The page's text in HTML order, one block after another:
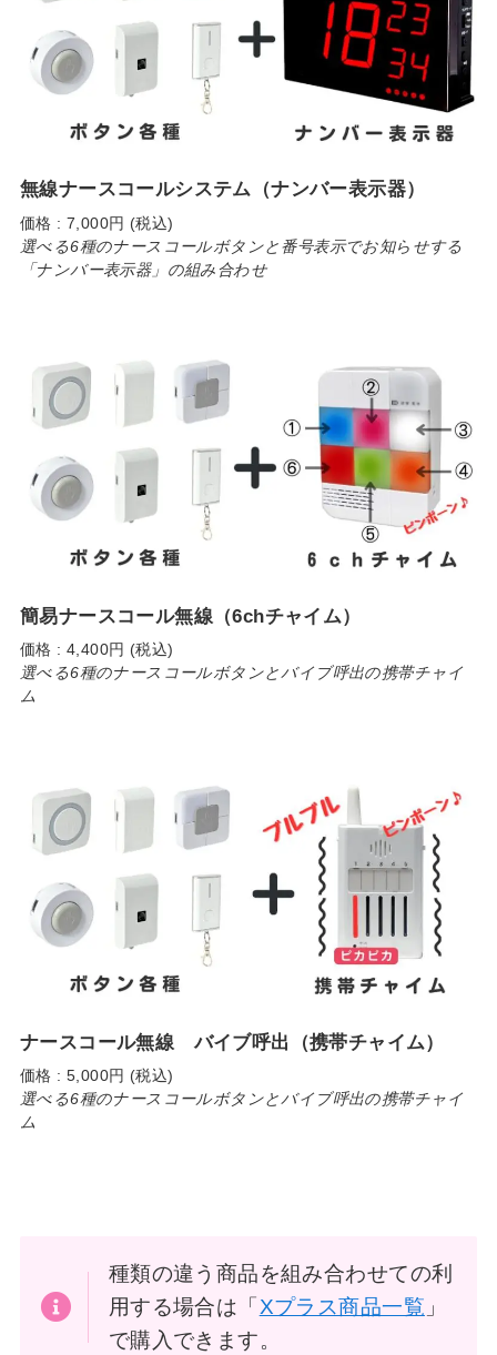
無線ナースコールシステム（ナンバー表示器）
価格 : 7,000円 (税込)
選べる6種のナースコールボタンと番号表示でお知らせする
「ナンバー表示器」の組み合わせ
簡易ナースコール無線（6chチャイム）
価格 : 4,400円 (税込)
選べる6種のナースコールボタンとバイブ呼出の携帯チャイ
ム
ナースコール無線 バイブ呼出（携帯チャイム）
価格 : 5,000円 (税込)
選べる6種のナースコールボタンとバイブ呼出の携帯チャイ
ム
種類の違う商品を組み合わせての利
用する場合は「 Xプラス商品一覧 」
で購入できます。